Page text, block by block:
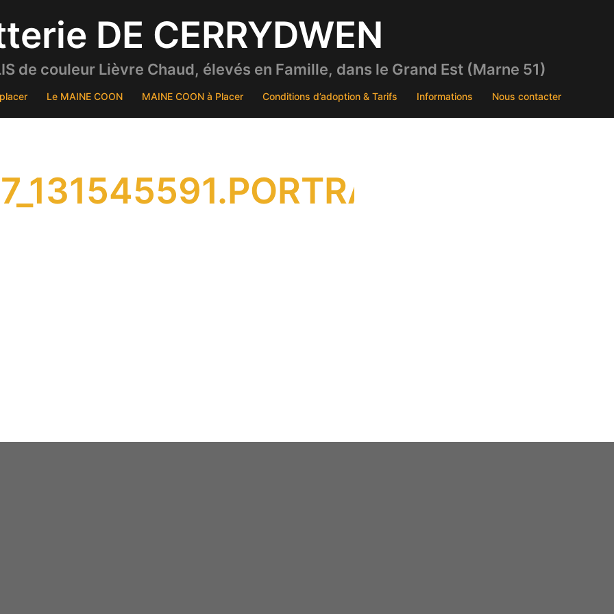
DE CERRYDWEN
de couleur Lièvre Chaud, élevés en Famille, dans le Grand Est (Marne 51)
Le MAINE COON MAINE COON à Placer Conditions d’adoption & Tarifs Informations Nous contacter